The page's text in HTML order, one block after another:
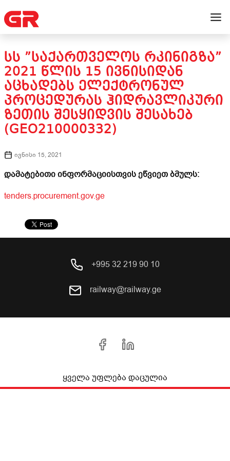
ᲡᲡ ”ᲡᲐᲥᲐᲠᲗᲕᲔᲚᲝᲡ ᲠᲙᲘᲜᲘᲒᲖᲐ”
2021 ᲬᲚᲘᲡ 15 ᲘᲕᲜᲘᲡᲘᲓᲐᲜ
ᲐᲪᲮᲐᲓᲔᲑᲡ ᲔᲚᲔᲥᲢᲠᲝᲜᲣᲚ
ᲞᲠᲝᲪᲔᲓᲣᲠᲐᲡ ᲰᲘᲓᲠᲐᲕᲚᲘᲙᲣᲠᲘ
ᲖᲔᲗᲘᲡ ᲨᲔᲡᲧᲘᲓᲕᲘᲡ ᲨᲔᲡᲐᲮᲔᲑ
(GEO210000332)
ივნისი 15, 2021
დამატებითი ინფორმაციისთვის ეწვიეთ ბმულს:
tenders.procurement.gov.ge
+995 32 219 90 10
railway@railway.ge
ყველა უფლება დაცულია